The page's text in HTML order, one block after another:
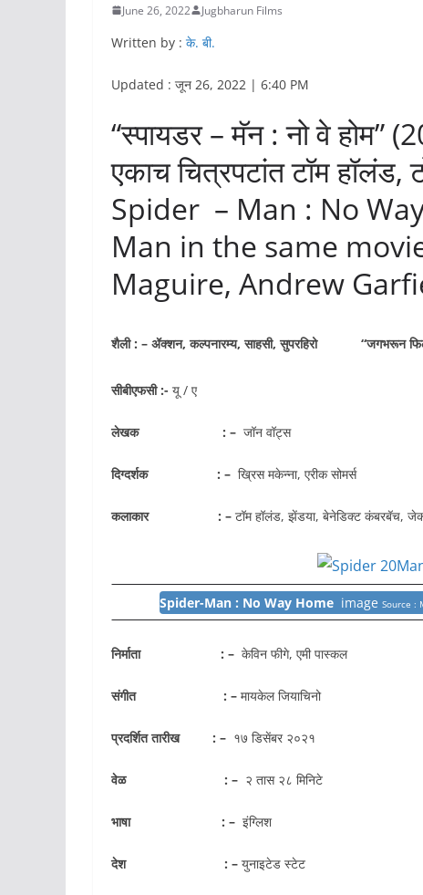
June 26, 2022
Jugbharun Films
Written by : के. बी.
Updated : जून 26, 2022 | 6:40 PM
“स्पायडर – मॅन : नो वे होम”
एकाच चित्रपटांत टॉम हॉलंड,
Spider – Man : No
Man in the same
Maguire, Andrew
शैली : – ॲक्शन, कल्पनारम्य, साहसी, सुपरहिरो “जगभरून
सीबीएफसी :- यू / ए
लेखक : – जॉन वॉट्स
दिग्दर्शक : – ख्रिस मकेन्ना, एरीक सोमर्स
कलाकार : – टॉम हॉलंड, झेंडया, बेनेडिक्ट कंबरबॅच,
Spider-Man : No Way Home image Source :
निर्माता : – केविन फीगे, एमी पास्कल
संगीत : – मायकेल जियाचिनो
प्रदर्शित तारीख : – १७ डिसेंबर २०२१
वेळ : – २ तास २८ मिनिटे
भाषा : – इंग्लिश
देश : – युनाइटेड स्टेट